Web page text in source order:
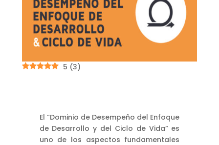
5 (3)
El “Dominio de Desempeño del Enfoque
de Desarrollo y del Ciclo de Vida” es
uno de los aspectos fundamentales